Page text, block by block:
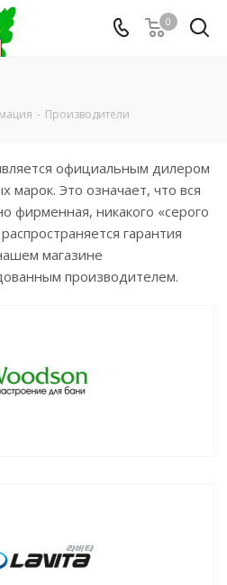
0
- Производители
официальным дилером
марок. Это означает, что вся
фирменная, никакого «серого
гарантия
магазине
производителем.